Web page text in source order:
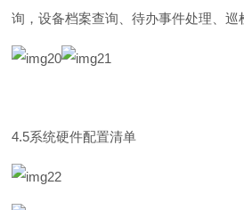
询，设备档案查询、待办事件处理、巡
4.5系统硬件配置清单